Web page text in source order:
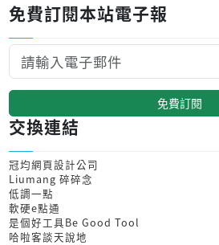
免費訂閱本站電子報
免費訂閱
交換連結
冠均網頁設計公司
Liumang 碎碎念
低調一點
軟硬e點通
是個好工具Be Good Tool
哈啦客談天說地